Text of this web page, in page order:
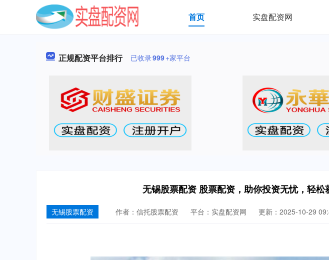
首页 实盘配资网
正规配资平台排行 已收录999+家平台
无锡股票配资 股票配资，助你投资无忧，轻松
无锡股票配资 作者：信托股票配资 平台：实盘配资网 更新：2025-10-29